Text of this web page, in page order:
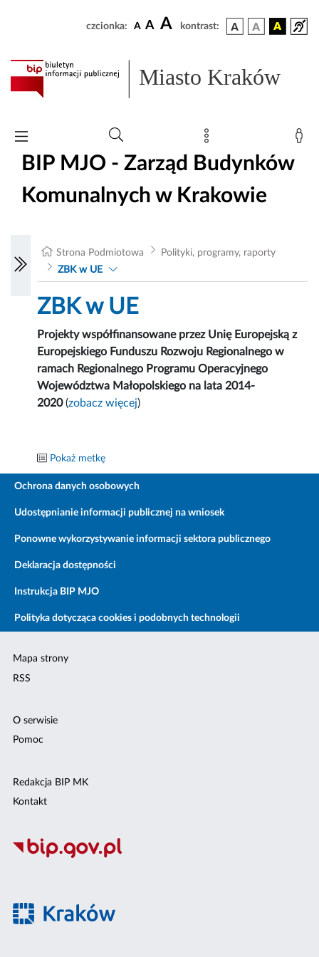
czcionka: A A A kontrast:
Miasto Kraków
BIP MJO - Zarząd Budynków
Komunalnych w Krakowie
Strona Podmiotowa
Polityki, programy, raporty
ZBK w UE
ZBK w UE
Projekty współfinansowane przez Unię Europejską z
Europejskiego Funduszu Rozwoju Regionalnego w
ramach Regionalnego Programu Operacyjnego
Województwa Małopolskiego na lata 2014-
2020(zobacz więcej)
Pokaż metkę
Ochrona danych osobowych
Udostępnianie informacji publicznej na wniosek
Ponowne wykorzystywanie informacji sektora publicznego
Deklaracja dostępności
Instrukcja BIP MJO
Polityka dotycząca cookies i podobnych technologii
Mapa strony
RSS
O serwisie
Pomoc
Redakcja BIP MK
Kontakt